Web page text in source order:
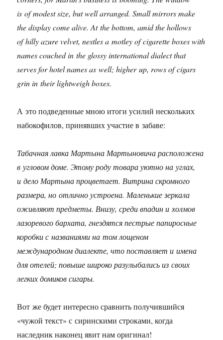
is of modest size, but well arranged. Small mirrors make
the display come alive. At the bottom, amid the hollows
of hilly azure velvet, nestles a motley of cigarette boxes with
names couched in the glossy international dialect that
serves for hotel names as well; higher up, rows of cigars
grin in their lightweigh boxes.
А это подведенные мною итоги усилий нескольких
набокофилов, принявших участие в забаве:
Табачная лавка Мартына Мартыновича расположена
в угловом доме. Этому роду товара уютно на углах,
и дело Мартына процветает. Витрина скромного
размера, но отлично устроена. Маленькие зеркала
оживляют предметы. Внизу, среди впадин и холмов
лазоревого бархата, гнездятся пестрые папиросные
коробки с названиями на том лощеном
международном диалекте, что поставляет и имена
для отелей; повыше широко разулыбались из своих
легких домиков сигары.
Вот же будет интересно сравнить получившийся
«чужой текст» с сиринскими строками, когда
наследник наконец явит нам оригинал!